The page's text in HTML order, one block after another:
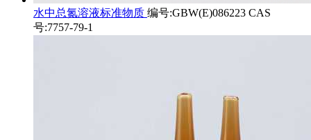
水中总氮溶液标准物质 编号:GBW(E)086223 CAS
号:7757-79-1